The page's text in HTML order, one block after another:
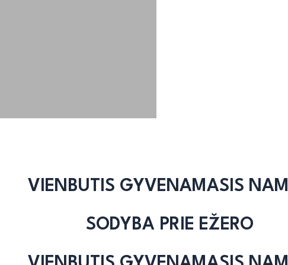
VIENBUTIS GYVENAMASIS
SODYBA PRIE EŽERO